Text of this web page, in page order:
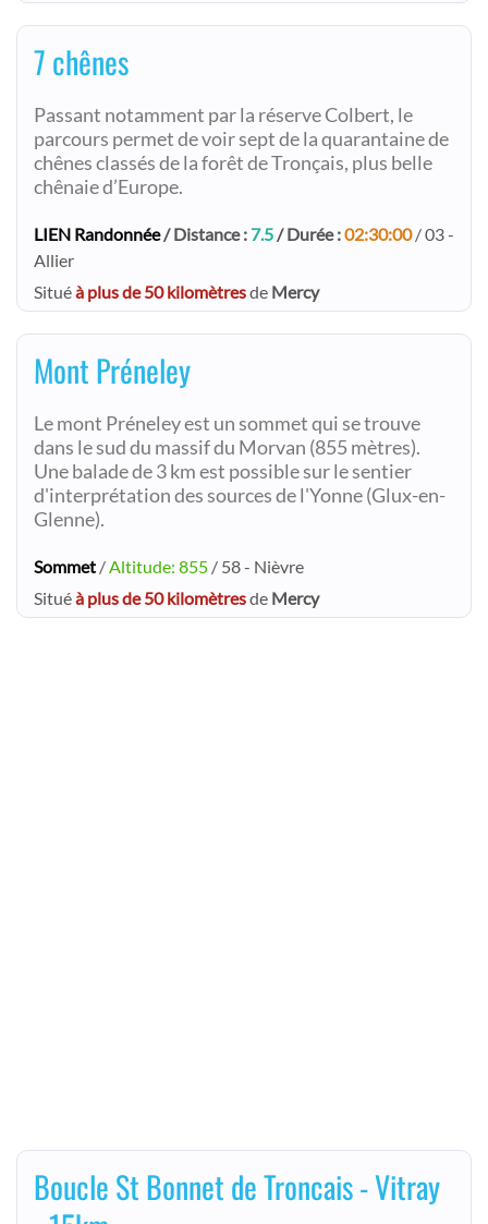
7 chênes
Passant notamment par la réserve Colbert, le
parcours permet de voir sept de la quarantaine de
chênes classés de la forêt de Tronçais, plus belle
chênaie d’Europe.
LIEN Randonnée/ Distance : 7.5/ Durée :02:30:00/ 03 -
Allier
Situéà plus de 50 kilomètresde Mercy
Mont Préneley
Le mont Préneley est un sommet qui se trouve
dans le sud du massif du Morvan (855 mètres).
Une balade de 3 km est possible sur le sentier
d'interprétation des sources de l'Yonne (Glux-en-
Glenne).
Sommet /Altitude: 855 / 58 - Nièvre
Situéà plus de 50 kilomètresde Mercy
Boucle St Bonnet de Troncais - Vitray